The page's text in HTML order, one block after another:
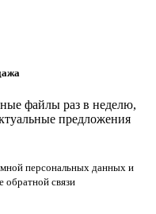
файлы раз в неделю,
предложения
персональных данных и
обратной связи